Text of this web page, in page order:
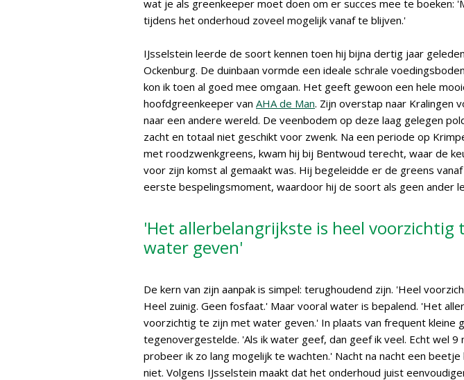
wat je als greenkeeper moet doen om er succes mee te boeken:
tijdens het onderhoud zoveel mogelijk vanaf te blijven.'
IJsselstein leerde de soort kennen toen hij bijna dertig jaar
Ockenburg. De duinbaan vormde een ideale schrale
kon ik toen al goed mee omgaan. Het geeft gewoon een hele
hoofdgreenkeeper van AHA de Man. Zijn overstap naar Kralingen
naar een andere wereld. De veenbodem op deze laag gelegen
zacht en totaal niet geschikt voor zwenk. Na een periode op
met roodzwenkgreens, kwam hij bij Bentwoud terecht, waar de
voor zijn komst al gemaakt was. Hij begeleidde er de greens
eerste bespelingsmoment, waardoor hij de soort als geen ander
'Het allerbelangrijkste is heel voorzichtig
water geven'
De kern van zijn aanpak is simpel: terughoudend zijn. 'Heel
Heel zuinig. Geen fosfaat.' Maar vooral water is bepalend. 'Het
voorzichtig te zijn met water geven.' In plaats van frequent kleine
tegenovergestelde. 'Als ik water geef, dan geef ik veel. Echt wel 9
probeer ik zo lang mogelijk te wachten.' Nacht na nacht een
niet. Volgens IJsselstein maakt dat het onderhoud juist